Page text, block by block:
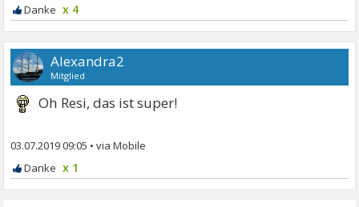
x 4
Alexandra2
Mitglied
Oh Resi, das ist super!
03.07.2019 09:05 •
x 1